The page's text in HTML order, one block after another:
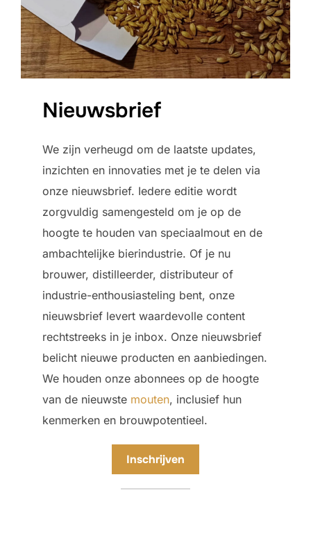
Nieuwsbrief
We zijn verheugd om de laatste updates,
inzichten en innovaties met je te delen via
onze nieuwsbrief. Iedere editie wordt
zorgvuldig samengesteld om je op de
hoogte te houden van speciaalmout en de
ambachtelijke bierindustrie. Of je nu
brouwer, distilleerder, distributeur of
industrie-enthousiasteling bent, onze
nieuwsbrief levert waardevolle content
rechtstreeks in je inbox. Onze nieuwsbrief
belicht nieuwe producten en aanbiedingen.
We houden onze abonnees op de hoogte
van de nieuwste mouten, inclusief hun
kenmerken en brouwpotentieel.
Inschrijven